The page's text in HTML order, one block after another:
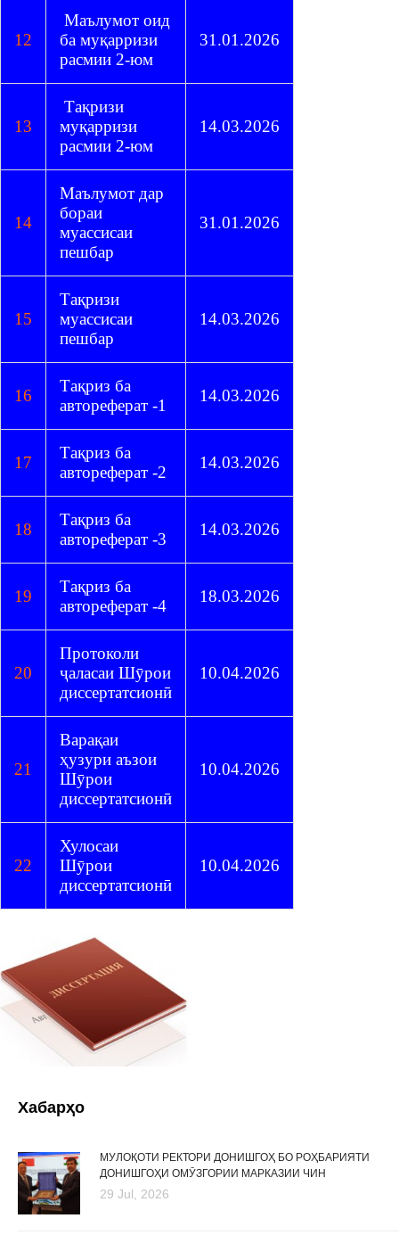
12
Маълумот оид
ба муқарризи
расмии 2-юм
31.01.2026
13
Тақризи
муқарризи
расмии 2-юм
14.03.2026
14
Маълумот дар
бораи
муассисаи
пешбар
31.01.2026
15
Тақризи
муассисаи
пешбар
14.03.2026
16
Тақриз ба
автореферат -1
14.03.2026
17
Тақриз ба
автореферат -2
14.03.2026
18
Тақриз ба
автореферат -3
14.03.2026
19
Тақриз ба
автореферат -4
18.03.2026
20
Протоколи
ҷаласаи Шӯрои
диссертатсионӣ
10.04.2026
21
Варақаи
ҳузури аъзои
Шӯрои
диссертатсионӣ
10.04.2026
22
Хулосаи
Шӯрои
диссертатсионӣ
10.04.2026
Хабарҳо
МУЛОҚОТИ РЕКТОРИ ДОНИШГОҲ БО РОҲБАРИЯТИ
ДОНИШГОҲИ ОМӮЗГОРИИ МАРКАЗИИ ЧИН
29 Jul, 2026